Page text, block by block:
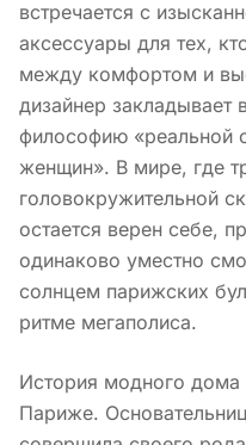
встречается с
аксессуары для тех,
между комфортом и
дизайнер
философию «реальной
женщин». В мире, где
головокружительной
остается верен себе,
одинаково уместно
солнцем парижских
ритме мегаполиса.
История модного дома
Париже.